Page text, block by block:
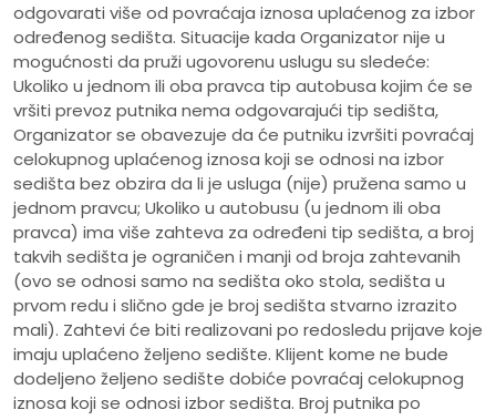
odgovarati više od povraćaja iznosa uplaćenog za izbor
određenog sedišta. Situacije kada Organizator nije u
mogućnosti da pruži ugovorenu uslugu su sledeće:
Ukoliko u jednom ili oba pravca tip autobusa kojim će se
vršiti prevoz putnika nema odgovarajući tip sedišta,
Organizator se obavezuje da će putniku izvršiti povraćaj
celokupnog uplaćenog iznosa koji se odnosi na izbor
sedišta bez obzira da li je usluga (nije) pružena samo u
jednom pravcu; Ukoliko u autobusu (u jednom ili oba
pravca) ima više zahteva za određeni tip sedišta, a broj
takvih sedišta je ograničen i manji od broja zahtevanih
(ovo se odnosi samo na sedišta oko stola, sedišta u
prvom redu i slično gde je broj sedišta stvarno izrazito
mali). Zahtevi će biti realizovani po redosledu prijave koje
imaju uplaćeno željeno sedište. Klijent kome ne bude
dodeljeno željeno sedište dobiće povraćaj celokupnog
iznosa koji se odnosi izbor sedišta. Broj putnika po